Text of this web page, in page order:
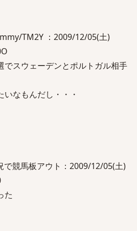
TM2Y ：2009/12/05(土)
でスウェーデンとポルトガル相手
なもんだし・・・
で競馬板アウト：2009/12/05(土)
た